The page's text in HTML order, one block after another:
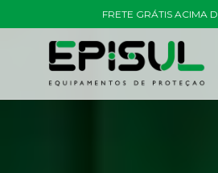
FRETE GRÁTIS ACIMA